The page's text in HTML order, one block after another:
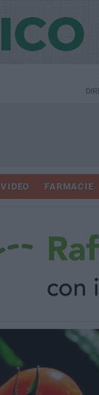
VIDEO FARMACIE